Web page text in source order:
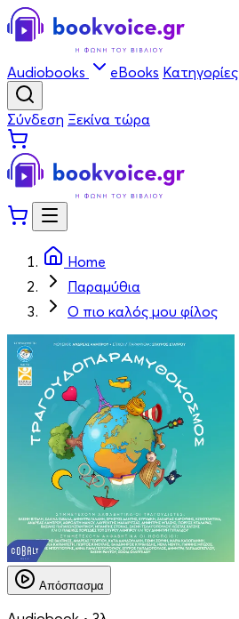
Audiobooks eBooks Κατηγορίες
Σύνδεση Ξεκίνα τώρα
Home
Παραμύθια
Ο πιο καλός μου φίλος
Απόσπασμα